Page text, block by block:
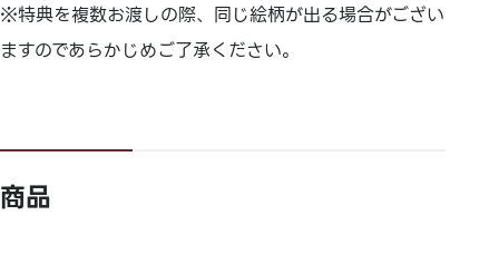
※特典を複数お渡しの際、同じ絵柄が出る場合がござい
ますのであらかじめご了承ください。
商品